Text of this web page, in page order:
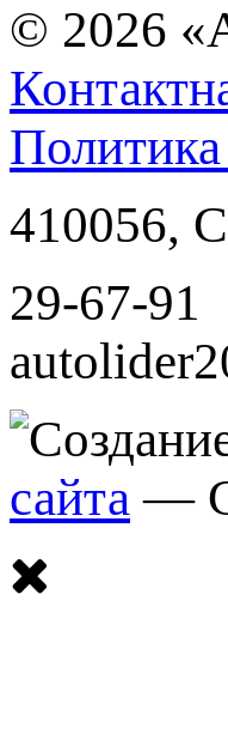
© 2026
410056,
29-67-91
сайта —